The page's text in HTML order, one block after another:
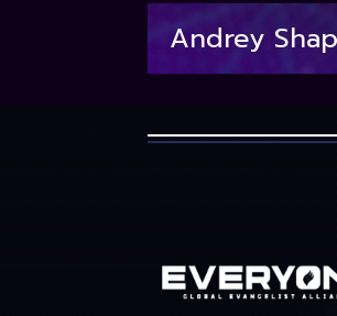
Andrey